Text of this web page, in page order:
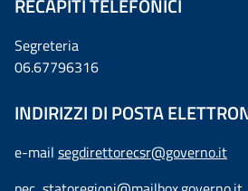
RECAPITI TELEFONICI
Segreteria
06.67796316
INDIRIZZI DI POSTA
e-mail segdirettorecsr@governo.it